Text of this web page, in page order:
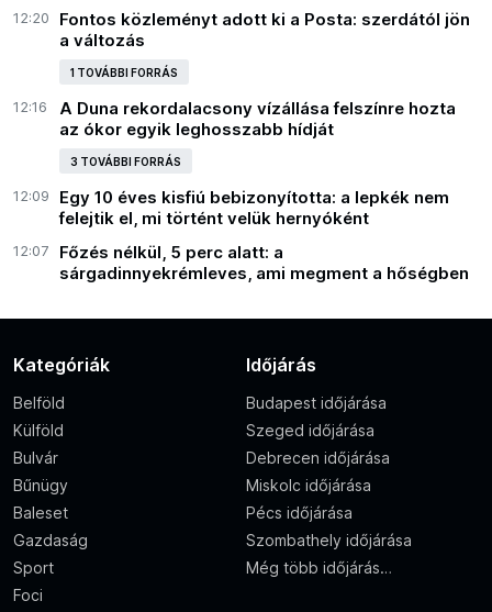
12:20
Fontos közleményt adott ki a Posta: szerdától jön
a változás
1 TOVÁBBI FORRÁS
12:16
A Duna rekordalacsony vízállása felszínre hozta
az ókor egyik leghosszabb hídját
3 TOVÁBBI FORRÁS
12:09
Egy 10 éves kisfiú bebizonyította: a lepkék nem
felejtik el, mi történt velük hernyóként
12:07
Főzés nélkül, 5 perc alatt: a
sárgadinnyekrémleves, ami megment a hőségben
Kategóriák
Belföld
Külföld
Bulvár
Bűnügy
Baleset
Gazdaság
Sport
Foci
Időjárás
Budapest időjárása
Szeged időjárása
Debrecen időjárása
Miskolc időjárása
Pécs időjárása
Szombathely időjárása
Még több időjárás…